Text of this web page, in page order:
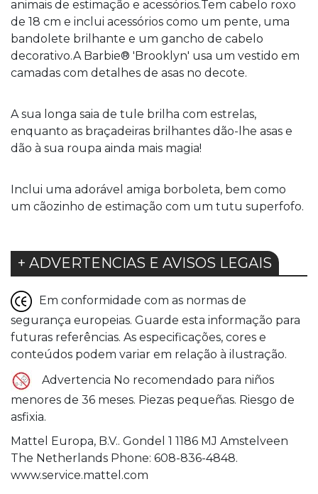
animais de estimação e acessórios.Tem cabelo roxo
de 18 cm e inclui acessórios como um pente, uma
bandolete brilhante e um gancho de cabelo
decorativo.A Barbie® 'Brooklyn' usa um vestido em
camadas com detalhes de asas no decote.
A sua longa saia de tule brilha com estrelas,
enquanto as braçadeiras brilhantes dão-lhe asas e
dão à sua roupa ainda mais magia!
Inclui uma adorável amiga borboleta, bem como
um cãozinho de estimação com um tutu superfofo.
+ ADVERTENCIAS E AVISOS LEGAIS
Em conformidade com as normas de
segurança europeias. Guarde esta informação para
futuras referências. As especificações, cores e
conteúdos podem variar em relação à ilustração.
Advertencia No recomendado para niños
menores de 36 meses. Piezas pequeñas. Riesgo de
asfixia.
Mattel Europa, B.V.. Gondel 1 1186 MJ Amstelveen
The Netherlands Phone: 608-836-4848.
www.service.mattel.com